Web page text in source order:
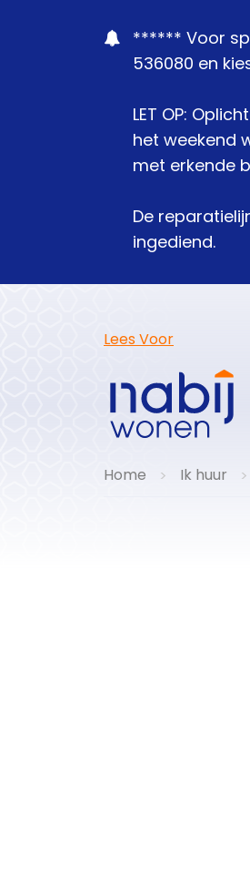
****** Voor
536080 en
LET OP:
het weekend
met erkende
De
ingediend.
Lees Voor
Home > Ik huur >